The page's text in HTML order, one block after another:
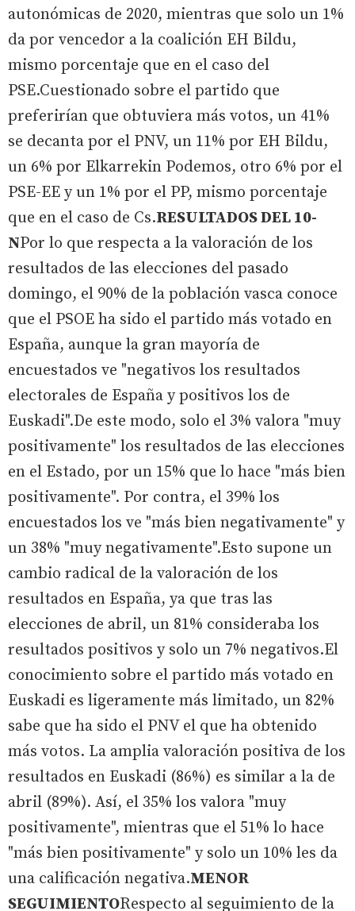
autonómicas de 2020, mientras que solo un 1%
da por vencedor a la coalición EH Bildu,
mismo porcentaje que en el caso del
PSE.Cuestionado sobre el partido que
preferirían que obtuviera más votos, un 41%
se decanta por el PNV, un 11% por EH Bildu,
un 6% por Elkarrekin Podemos, otro 6% por el
PSE-EE y un 1% por el PP, mismo porcentaje
que en el caso de Cs.RESULTADOS DEL 10-
NPor lo que respecta a la valoración de los
resultados de las elecciones del pasado
domingo, el 90% de la población vasca conoce
que el PSOE ha sido el partido más votado en
España, aunque la gran mayoría de
encuestados ve "negativos los resultados
electorales de España y positivos los de
Euskadi".De este modo, solo el 3% valora "muy
positivamente" los resultados de las elecciones
en el Estado, por un 15% que lo hace "más bien
positivamente". Por contra, el 39% los
encuestados los ve "más bien negativamente" y
un 38% "muy negativamente".Esto supone un
cambio radical de la valoración de los
resultados en España, ya que tras las
elecciones de abril, un 81% consideraba los
resultados positivos y solo un 7% negativos.El
conocimiento sobre el partido más votado en
Euskadi es ligeramente más limitado, un 82%
sabe que ha sido el PNV el que ha obtenido
más votos. La amplia valoración positiva de los
resultados en Euskadi (86%) es similar a la de
abril (89%). Así, el 35% los valora "muy
positivamente", mientras que el 51% lo hace
"más bien positivamente" y solo un 10% les da
una calificación negativa.MENOR
SEGUIMIENTORespecto al seguimiento de la